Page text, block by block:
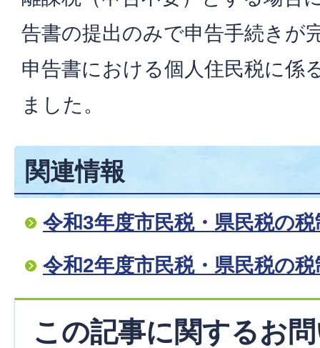
告書の提出のみで申告手続きが
申告書における個人住民税に係
ました。
関連情報
令和3年度市民税・県民税の
令和2年度市民税・県民税の
この記事に関するお